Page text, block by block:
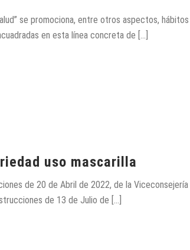
se promociona, entre otros aspectos, hábitos
en esta línea concreta de [...]
uso mascarilla
de 20 de Abril de 2022, de la Viceconsejería
de 13 de Julio de [...]